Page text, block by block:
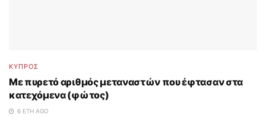
ΚΥΠΡΟΣ
Με πυρετό αριθμός μεταναστών που έφτασαν στα
κατεχόμενα (φώτος)
6 ΈΤΗ AGO